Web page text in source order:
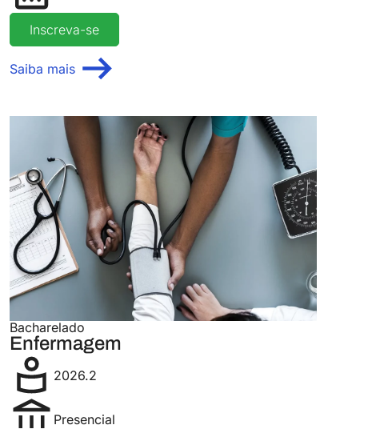
Inscreva-se
Saiba mais
Bacharelado
Enfermagem
2026.2
Presencial